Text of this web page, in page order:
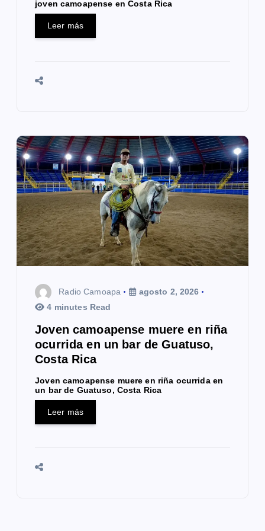
joven camoapense en Costa Rica
Leer más
Radio Camoapa
agosto 2, 2026
4 minutes Read
Joven camoapense muere en riña
ocurrida en un bar de Guatuso,
Costa Rica
Joven camoapense muere en riña ocurrida en
un bar de Guatuso, Costa Rica
Leer más